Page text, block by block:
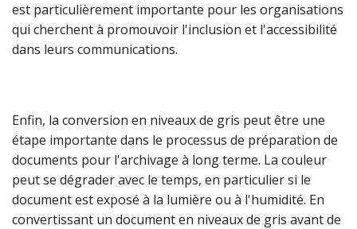
est particulièrement importante pour les organisations
qui cherchent à promouvoir l'inclusion et l'accessibilité
dans leurs communications.
Enfin, la conversion en niveaux de gris peut être une
étape importante dans le processus de préparation de
documents pour l'archivage à long terme. La couleur
peut se dégrader avec le temps, en particulier si le
document est exposé à la lumière ou à l'humidité. En
convertissant un document en niveaux de gris avant de